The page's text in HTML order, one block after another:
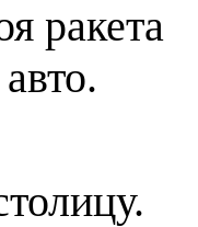
ракета